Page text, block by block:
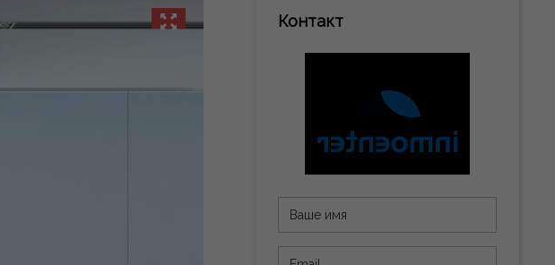
Контакт